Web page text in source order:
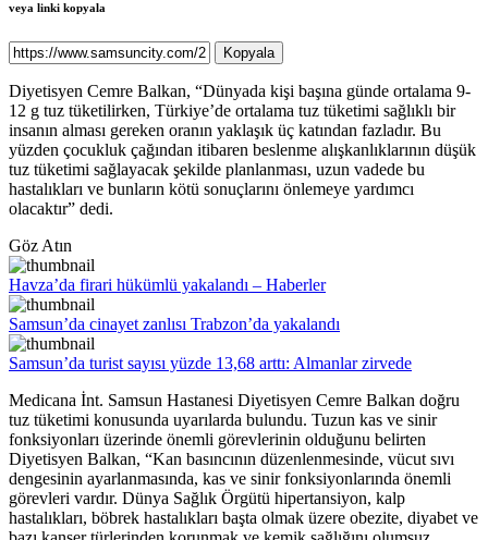
veya linki kopyala
Kopyala
Diyetisyen Cemre Balkan, “Dünyada kişi başına günde ortalama 9-
12 g tuz tüketilirken, Türkiye’de ortalama tuz tüketimi sağlıklı bir
insanın alması gereken oranın yaklaşık üç katından fazladır. Bu
yüzden çocukluk çağından itibaren beslenme alışkanlıklarının düşük
tuz tüketimi sağlayacak şekilde planlanması, uzun vadede bu
hastalıkları ve bunların kötü sonuçlarını önlemeye yardımcı
olacaktır” dedi.
Göz Atın
Havza’da firari hükümlü yakalandı – Haberler
Samsun’da cinayet zanlısı Trabzon’da yakalandı
Samsun’da turist sayısı yüzde 13,68 arttı: Almanlar zirvede
Medicana İnt. Samsun Hastanesi Diyetisyen Cemre Balkan doğru
tuz tüketimi konusunda uyarılarda bulundu. Tuzun kas ve sinir
fonksiyonları üzerinde önemli görevlerinin olduğunu belirten
Diyetisyen Balkan, “Kan basıncının düzenlenmesinde, vücut sıvı
dengesinin ayarlanmasında, kas ve sinir fonksiyonlarında önemli
görevleri vardır. Dünya Sağlık Örgütü hipertansiyon, kalp
hastalıkları, böbrek hastalıkları başta olmak üzere obezite, diyabet ve